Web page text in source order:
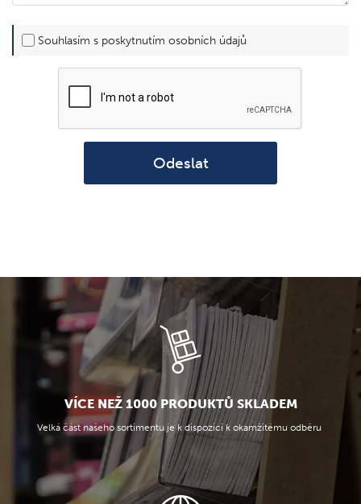
Souhlasím s poskytnutím osobních údajů
Odeslat
VÍCE NEŽ 1000 PRODUKTŮ SKLADEM
Velká část našeho sortimentu je k dispozici k okamžitému odběru